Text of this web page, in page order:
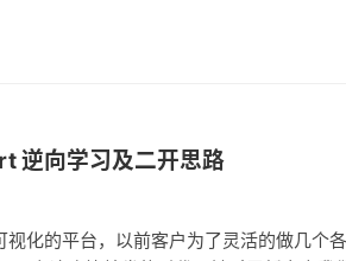
逆向学习及二开思路
化的平台，以前客户为了灵活的做几个